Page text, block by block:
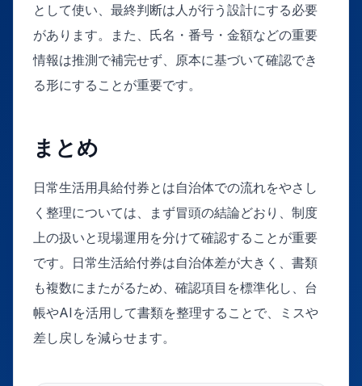
として使い、最終判断は人が行う設計にする必要
があります。また、氏名・番号・金額などの重要
情報は推測で補完せず、原本に基づいて確認でき
る形にすることが重要です。
まとめ
日常生活用具給付券とは自治体での流れをやさし
く整理については、まず冒頭の結論どおり、制度
上の扱いと現場運用を分けて確認することが重要
です。日常生活給付券は自治体差が大きく、書類
も複数にまたがるため、確認項目を標準化し、台
帳やAIを活用して書類を整理することで、ミスや
差し戻しを減らせます。